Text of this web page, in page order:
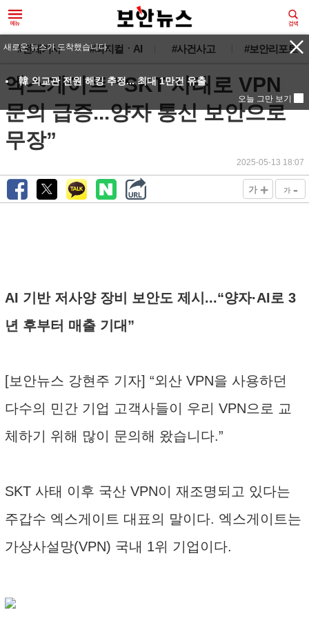
#전체기사 #피지컬ㆍAI #사건사고 #보안리포트
엑스게이트 “SKT 사태로 VPN
문의 급증...양자 통신 보안으로
무장”
2025-05-13 18:07
가 + 가 -
AI 기반 저사양 장비 보안도 제시...“양자·AI로 3
년 후부터 매출 기대”
[보안뉴스 강현주 기자] “외산 VPN을 사용하던
다수의 민간 기업 고객사들이 우리 VPN으로 교
체하기 위해 많이 문의해 왔습니다.”
SKT 사태 이후 국산 VPN이 재조명되고 있다는
주갑수 엑스게이트 대표의 말이다. 엑스게이트는
가상사설망(VPN) 국내 1위 기업이다.
새로운 뉴스가 도착했습니다.
韓 외교관 전원 해킹 추정... 최대 1만건 유출
오늘 그만 보기